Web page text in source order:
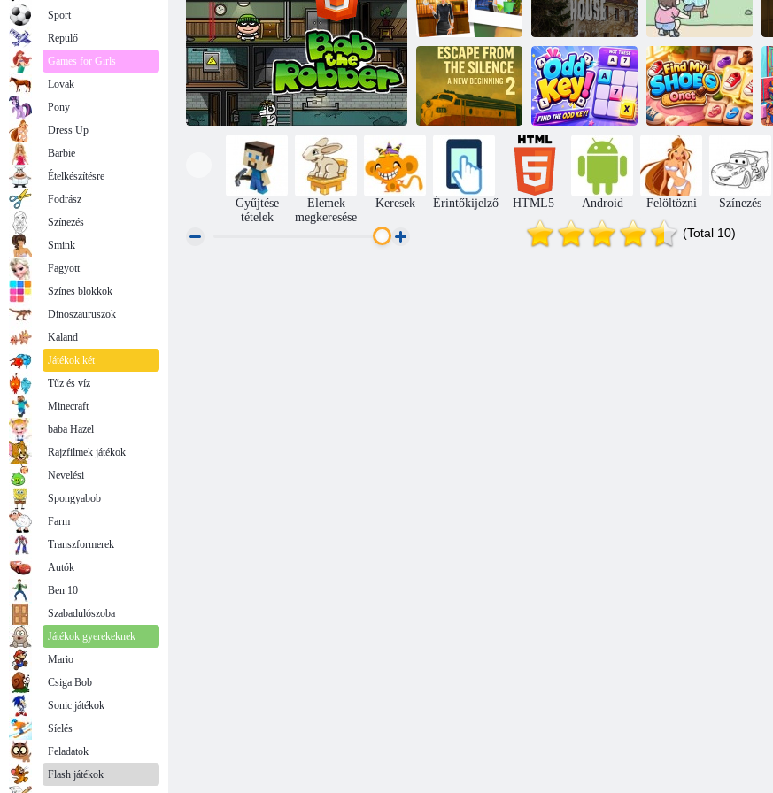
Nina nyomozó
Elhagyott erdei
ház
Keresse meg a
2. macskát
Az Escape From
The Silence 2
egy új kezdet
Odd Key! Find My Shoes
Gyűjtése
tételek
Elemek
megkeresése
Keresek Érintőkijelző HTML5 Android Felöltözni Színezés
(Total 10)
Sport
Repülő
Games for Girls
Lovak
Pony
Dress Up
Barbie
Ételkészítésre
Fodrász
Színezés
Smink
Fagyott
Színes blokkok
Dinoszauruszok
Kaland
Játékok két
Tűz és víz
Minecraft
baba Hazel
Rajzfilmek játékok
Nevelési
Spongyabob
Farm
Transzformerek
Autók
Ben 10
Szabadulószoba
Játékok gyerekeknek
Mario
Csiga Bob
Sonic játékok
Síelés
Feladatok
Flash játékok